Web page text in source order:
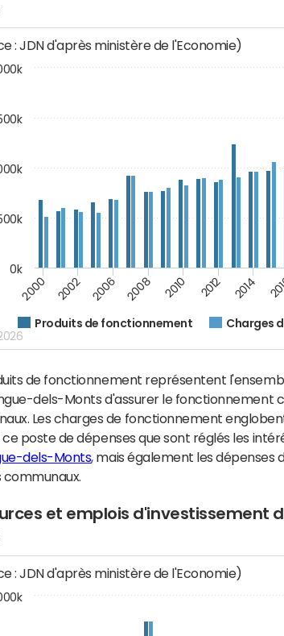
: JDN d'après ministère de l'Economie)
Produits de fonctionnement Charges
2000 2002 2006 2008 2010 2012 2014
0k
000k
500k
de fonctionnement représentent
dels-Monts d'assurer le fonctionnement
Les charges de fonctionnement
ce poste de dépenses que sont réglés les
dels-Monts, mais également les dépenses
communaux.
et emplois d'investissement
: JDN d'après ministère de l'Economie)